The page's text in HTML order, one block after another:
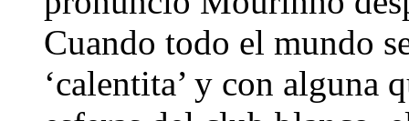
Cuando todo el mundo
‘calentita’ y con alguna